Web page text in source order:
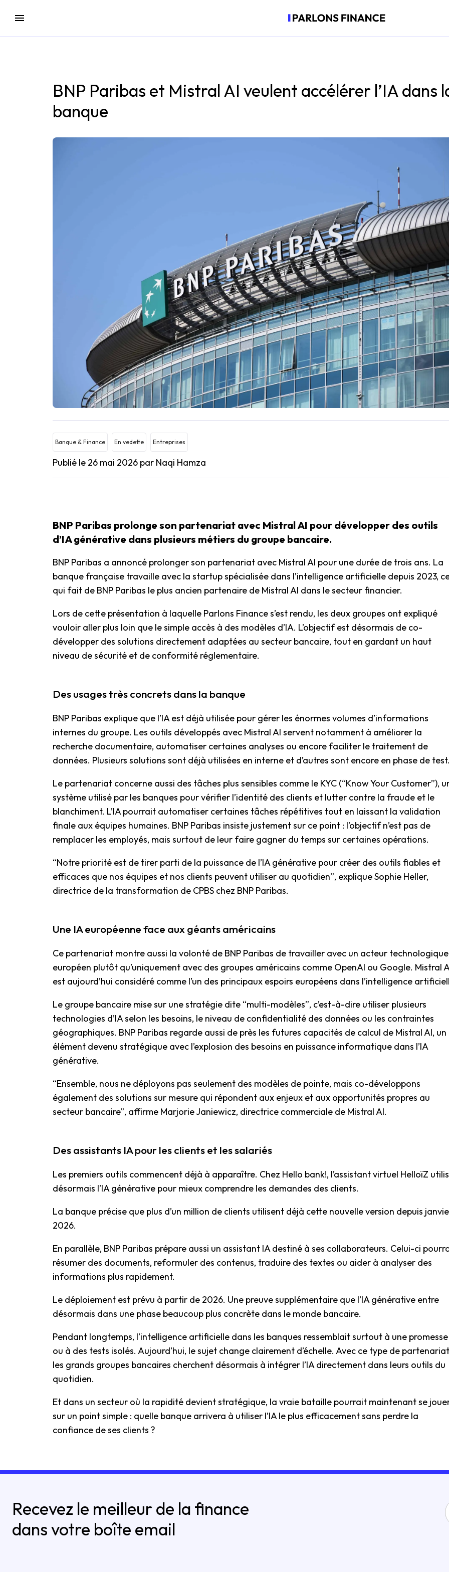
BNP Paribas et Mistral AI veulent accélérer l’IA dans
banque
Banque & Finance En vedette Entreprises
Publié le 26 mai 2026 par Naqi Hamza
BNP Paribas prolonge son partenariat avec Mistral AI pour développer des outils
d’IA générative dans plusieurs métiers du groupe bancaire.
BNP Paribas a annoncé prolonger son partenariat avec Mistral AI pour une durée de trois ans. La
banque française travaille avec la startup spécialisée dans l’intelligence artificielle depuis 2023,
qui fait de BNP Paribas le plus ancien partenaire de Mistral AI dans le secteur financier.
Lors de cette présentation à laquelle Parlons Finance s’est rendu, les deux groupes ont expliqué
vouloir aller plus loin que le simple accès à des modèles d’IA. L’objectif est désormais de co-
développer des solutions directement adaptées au secteur bancaire, tout en gardant un haut
niveau de sécurité et de conformité réglementaire.
Des usages très concrets dans la banque
BNP Paribas explique que l’IA est déjà utilisée pour gérer les énormes volumes d’informations
internes du groupe. Les outils développés avec Mistral AI servent notamment à améliorer la
recherche documentaire, automatiser certaines analyses ou encore faciliter le traitement de
données. Plusieurs solutions sont déjà utilisées en interne et d’autres sont encore en phase de
Le partenariat concerne aussi des tâches plus sensibles comme le KYC (“Know Your Customer”),
système utilisé par les banques pour vérifier l’identité des clients et lutter contre la fraude et le
blanchiment. L’IA pourrait automatiser certaines tâches répétitives tout en laissant la validation
finale aux équipes humaines. BNP Paribas insiste justement sur ce point : l’objectif n’est pas de
remplacer les employés, mais surtout de leur faire gagner du temps sur certaines opérations.
“Notre priorité est de tirer parti de la puissance de l’IA générative pour créer des outils fiables et
efficaces que nos équipes et nos clients peuvent utiliser au quotidien”, explique Sophie Heller,
directrice de la transformation de CPBS chez BNP Paribas.
Une IA européenne face aux géants américains
Ce partenariat montre aussi la volonté de BNP Paribas de travailler avec un acteur technologique
européen plutôt qu’uniquement avec des groupes américains comme OpenAI ou Google. Mistral
est aujourd’hui considéré comme l’un des principaux espoirs européens dans l’intelligence
Le groupe bancaire mise sur une stratégie dite “multi-modèles”, c’est-à-dire utiliser plusieurs
technologies d’IA selon les besoins, le niveau de confidentialité des données ou les contraintes
géographiques. BNP Paribas regarde aussi de près les futures capacités de calcul de Mistral AI, un
élément devenu stratégique avec l’explosion des besoins en puissance informatique dans l’IA
générative.
“Ensemble, nous ne déployons pas seulement des modèles de pointe, mais co-développons
également des solutions sur mesure qui répondent aux enjeux et aux opportunités propres au
secteur bancaire”, affirme Marjorie Janiewicz, directrice commerciale de Mistral AI.
Des assistants IA pour les clients et les salariés
Les premiers outils commencent déjà à apparaître. Chez Hello bank!, l’assistant virtuel HelloïZ
désormais l’IA générative pour mieux comprendre les demandes des clients.
La banque précise que plus d’un million de clients utilisent déjà cette nouvelle version depuis
2026.
En parallèle, BNP Paribas prépare aussi un assistant IA destiné à ses collaborateurs. Celui-ci
résumer des documents, reformuler des contenus, traduire des textes ou aider à analyser des
informations plus rapidement.
Le déploiement est prévu à partir de 2026. Une preuve supplémentaire que l’IA générative entre
désormais dans une phase beaucoup plus concrète dans le monde bancaire.
Pendant longtemps, l’intelligence artificielle dans les banques ressemblait surtout à une promesse
ou à des tests isolés. Aujourd’hui, le sujet change clairement d’échelle. Avec ce type de
les grands groupes bancaires cherchent désormais à intégrer l’IA directement dans leurs outils du
quotidien.
Et dans un secteur où la rapidité devient stratégique, la vraie bataille pourrait maintenant se
sur un point simple : quelle banque arrivera à utiliser l’IA le plus efficacement sans perdre la
confiance de ses clients ?
Recevez le meilleur de la finance
dans votre boîte email